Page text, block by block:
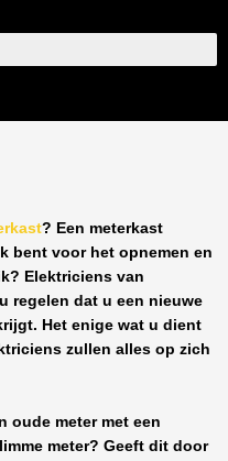
? Een meterkast
bent voor het opnemen en
Elektriciens van
regelen dat u een nieuwe
Het enige wat u dient
zullen alles op zich
oude meter met een
meter? Geeft dit door